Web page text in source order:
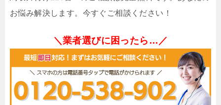
お悩み解決します。今すぐご相談ください！
＼業者選びに困ったら…／